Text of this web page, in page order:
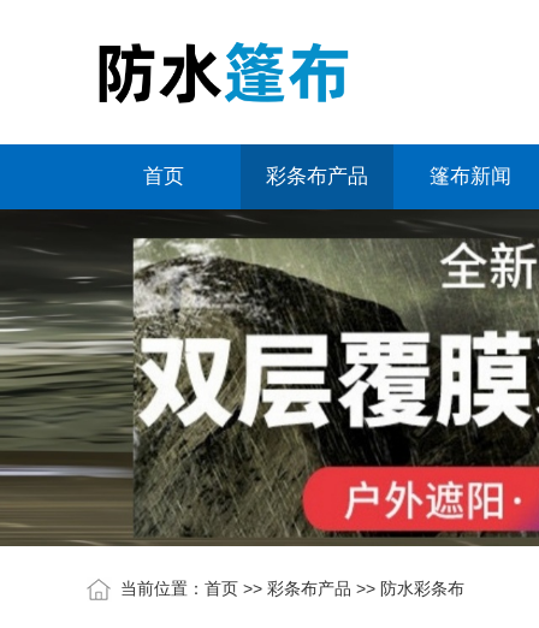
首页 彩条布产品 篷布新闻
当前位置： 首页 >> 彩条布产品 >> 防水彩条布